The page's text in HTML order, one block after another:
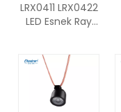
LRX0411 LRX0422
LED Esnek Ray
değiştirilebilir
Doğrusal düşük
parlama